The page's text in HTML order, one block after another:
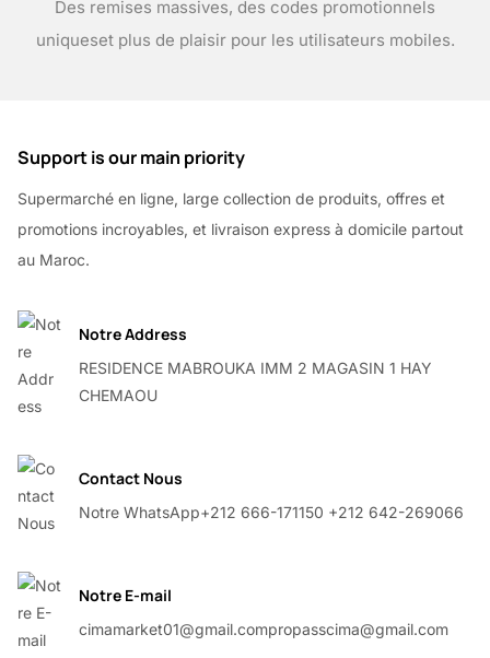
Des remises massives, des codes promotionnels
uniqueset plus de plaisir pour les utilisateurs mobiles.
Support is our main priority
Supermarché en ligne, large collection de produits, offres et
promotions incroyables, et livraison express à domicile partout
au Maroc.
Notre Address
RESIDENCE MABROUKA IMM 2 MAGASIN 1 HAY
CHEMAOU
Contact Nous
Notre WhatsApp+212 666-171150 +212 642-269066
Notre E-mail
cimamarket01@gmail.compropasscima@gmail.com